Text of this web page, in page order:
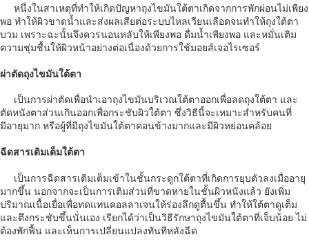
หนึ่งในสาเหตุที่ทำให้เกิดปัญหาถุงไขมันใต้ตาเกิดจากการพักผ่อนไม่เพียง
พอ ทำให้ผิวขาดน้ำและส่งผลเสียต่อระบบไหลเวียนเลือดจนทำให้ถุงใต้ตา
บวม เพราะฉะนั้นจึงควรนอนหลับให้เพียงพอ ดื่มน้ำเพียงพอ และหมั่นเติม
ความชุ่มชื้นให้ผิวหน้าอย่างต่อเนื่องด้วยการใช้มอยส์เจอไรเซอร์
ผ่าตัดถุงไขมันใต้ตา
เป็นการผ่าตัดเพื่อนำเอาถุงไขมันบริเวณใต้ตาออกเพื่อลดถุงใต้ตา และ
ตัดหนังตาส่วนเกินออกเพื่อกระชับผิวใต้ตา ซึ่งวิธีนี้จะเหมาะสำหรับคนที่
มีอายุมาก หรือผู้ที่มีถุงไขมันใต้ตาค่อนข้างมากและมีผิวหย่อนคล้อย
ฉีดสารเติมเต็มใต้ตา
เป็นการฉีดสารเติมเต็มเข้าในชั้นกระดูกใต้ตาที่เกิดการยุบตัวลงเมื่ออายุ
มากขึ้น นอกจากจะเป็นการเติมส่วนที่ขาดหายในชั้นผิวหนังแล้ว ยังเพิ่ม
ปริมาณเนื้อเยื่อเพื่อทดแทนคอลลาเจนให้ร่องลึกดูตื้นขึ้น ทำให้ใต้ตาดูเต็ม
และตึงกระชับขึ้นนั่นเอง เรียกได้ว่าเป็นวิธีรักษาถุงไขมันใต้ตาที่เจ็บน้อย ไม่
ต้องพักฟื้น และเห็นการเปลี่ยนแปลงทันทีหลังฉีด